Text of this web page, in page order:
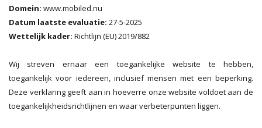
Domein: www.mobiled.nu
Datum laatste evaluatie: 27-5-2025
Wettelijk kader: Richtlijn (EU) 2019/882
Wij streven ernaar een toegankelijke website te hebben,
toegankelijk voor iedereen, inclusief mensen met een beperking.
Deze verklaring geeft aan in hoeverre onze website voldoet aan de
toegankelijkheidsrichtlijnen en waar verbeterpunten liggen.